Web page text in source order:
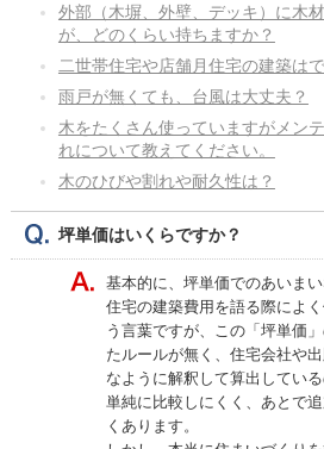
外部（木塀、外壁、デッキ）に木
が、どのくらい持ちますか？
二世帯住宅や店舗月住宅の建築は
雨戸が無くても、台風は大丈夫？
木をたくさん使っていますがメン
れについて教えてください。
木のひびや割れや耐久性は？
坪単価はいくらですか？
基本的に、坪単価でのあいま
住宅の建築費用を語る際によ
う言葉ですが、この「坪単価
たルールが無く、住宅会社や
なように解釈して算出してい
単純に比較しにくく、あとで
くあります。